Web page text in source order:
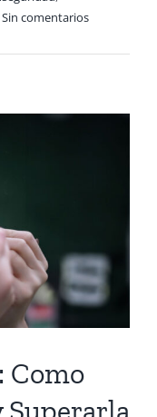
Sin comentarios
Como